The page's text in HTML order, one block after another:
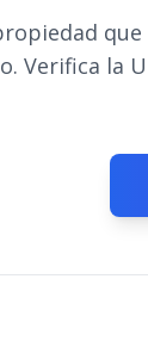
Verifica la